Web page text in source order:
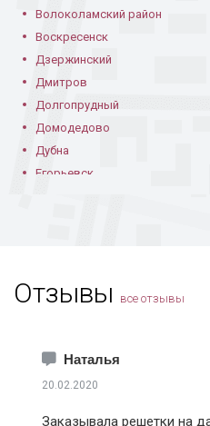
Волоколамский район
Воскресенск
Дзержинский
Дмитров
Долгопрудный
Домодедово
Дубна
Егорьевск
Зеленоград
Каширский район
Климовск
Коломна
Отзывы все отзывы
Наталья
20.02.2020
Заказывала решетки на